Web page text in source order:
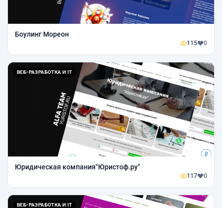
Боулинг Мореон
115 0
ВЕБ-РАЗРАБОТКА И IT
Юридическая компания"Юристоф.ру"
117 0
ВЕБ-РАЗРАБОТКА И IT